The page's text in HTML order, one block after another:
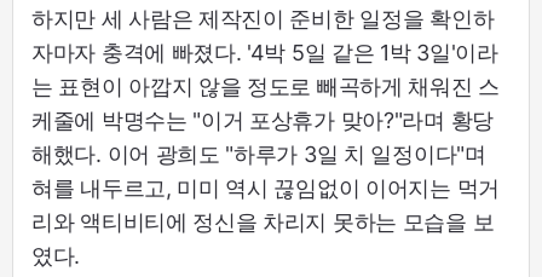
하지만 세 사람은 제작진이 준비한 일정을 확인하
자마자 충격에 빠졌다. '4박 5일 같은 1박 3일'이라
는 표현이 아깝지 않을 정도로 빼곡하게 채워진 스
케줄에 박명수는 "이거 포상휴가 맞아?"라며 황당
해했다. 이어 광희도 "하루가 3일 치 일정이다"며
혀를 내두르고, 미미 역시 끊임없이 이어지는 먹거
리와 액티비티에 정신을 차리지 못하는 모습을 보
였다.